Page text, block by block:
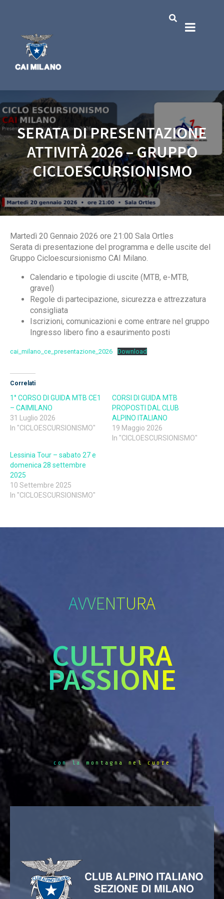
SERATA DI PRESENTAZIONE
ATTIVITÀ 2026 – GRUPPO
CICLOESCURSIONISMO
Martedì 20 Gennaio 2026 ore 21:00 Sala Ortles
Serata di presentazione del programma e delle uscite del
Gruppo Cicloescursionismo CAI Milano.
Calendario e tipologie di uscite (MTB, e-MTB,
gravel)
Regole di partecipazione, sicurezza e attrezzatura
consigliata
Iscrizioni, comunicazioni e come entrare nel gruppo
Ingresso libero fino a esaurimento posti
cai_milano_ce_presentazione_2026 Download
Correlati
1° CORSO DI GUIDA MTB CE1
– CAIMILANO
31 Luglio 2026
In "CICLOESCURSIONISMO"
CORSI DI GUIDA MTB
PROPOSTI DAL CLUB
ALPINO ITALIANO
19 Maggio 2026
In "CICLOESCURSIONISMO"
Lessinia Tour – sabato 27 e
domenica 28 settembre
2025
10 Settembre 2025
In "CICLOESCURSIONISMO"
AVVENTURA
CULTURA
PASSIONE
con la montagna nel cuore